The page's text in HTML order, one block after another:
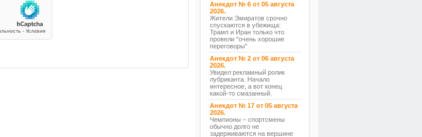
Анекдот № 6 от 05 августа
2026.
Жители Эмиратов срочно
спускаются в убежища:
Трамп и Иран только что
провели "очень хорошие
переговоры"
Анекдот № 2 от 06 августа
2026.
Увидел рекламный ролик
лубриканта. Начало
интересное, а вот конец
какой-то смазанный.
Анекдот № 17 от 05 августа
2026.
Чемпионы – спортсмены
обычно долго не
задерживаются на вершине